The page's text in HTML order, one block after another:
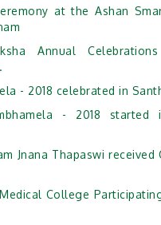
at the Ashan
Annual
- 2018 celebrated in
- 2018 started
Jnana Thapaswi received
College